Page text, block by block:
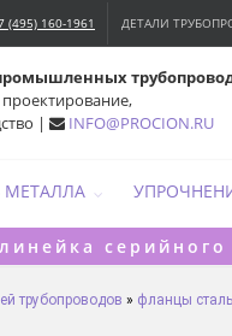
(495) 160-1961 ДЕТАЛИ
|
INFO@PROCION.RU
МЕТАЛЛА
трубопроводов » фланцы